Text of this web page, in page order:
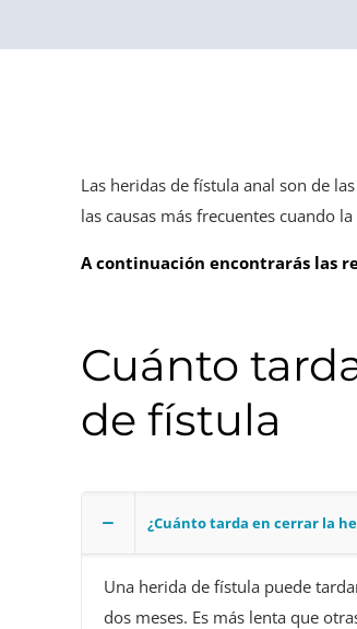
Las heridas de fístula anal son de
las causas más frecuentes cuando
A continuación encontrarás las
Cuánto
de fístula
¿Cuánto tarda en cerrar la
Una herida de fístula puede
dos meses. Es más lenta que